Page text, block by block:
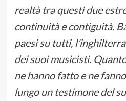
realtà tra questi due
continuità e contiguità.
paesi su tutti,
dei suoi musicisti.
ne hanno fatto e ne
lungo un testimone del